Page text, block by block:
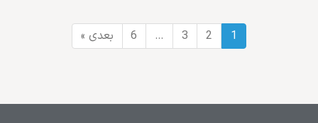
1
2
3
…
6 بعدی »